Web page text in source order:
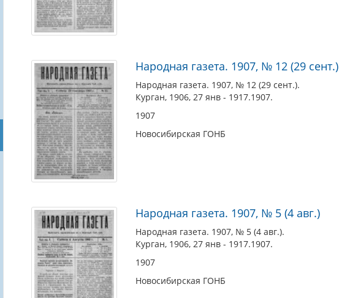
Народная газета. 1907, № 12 (29 сент.)
Народная газета. 1907, № 12 (29 сент.).
Курган, 1906, 27 янв - 1917.1907.
1907
Новосибирская ГОНБ
Народная газета. 1907, № 5 (4 авг.)
Народная газета. 1907, № 5 (4 авг.).
Курган, 1906, 27 янв - 1917.1907.
1907
Новосибирская ГОНБ